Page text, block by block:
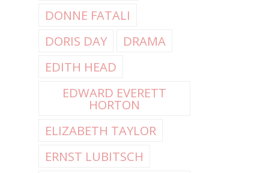
DONNE FATALI
DORIS DAY
DRAMA
EDITH HEAD
EDWARD EVERETT
HORTON
ELIZABETH TAYLOR
ERNST LUBITSCH